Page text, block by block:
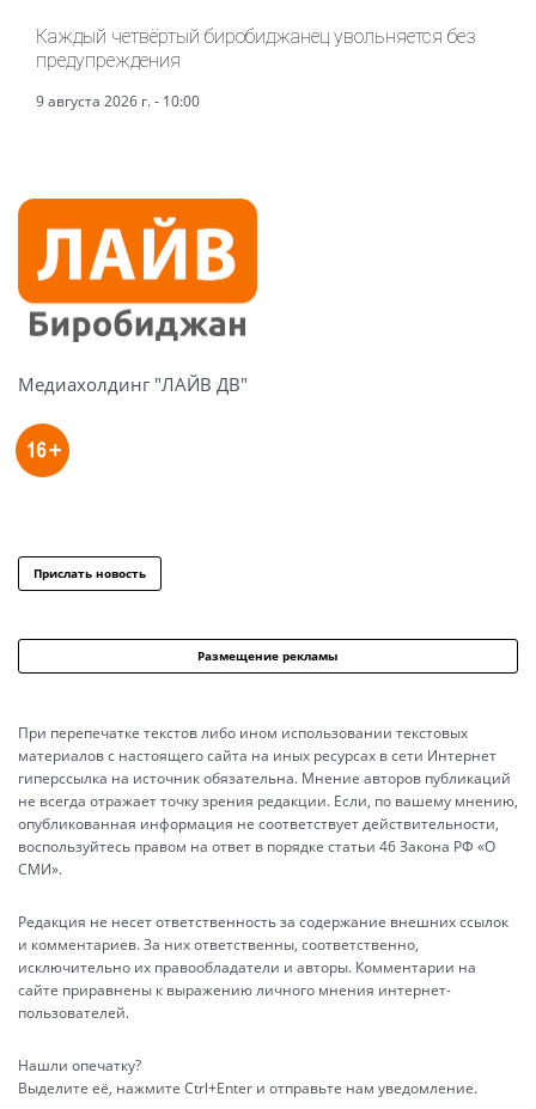
Каждый четвёртый биробиджанец увольняется без
предупреждения
9 августа 2026 г. - 10:00
Медиахолдинг "ЛАЙВ ДВ"
Прислать новость
Размещение рекламы
При перепечатке текстов либо ином использовании текстовых
материалов с настоящего сайта на иных ресурсах в сети Интернет
гиперссылка на источник обязательна. Мнение авторов публикаций
не всегда отражает точку зрения редакции. Если, по вашему мнению,
опубликованная информация не соответствует действительности,
воспользуйтесь правом на ответ в порядке статьи 46 Закона РФ «О
СМИ».
Редакция не несет ответственность за содержание внешних ссылок
и комментариев. За них ответственны, соответственно,
исключительно их правообладатели и авторы. Комментарии на
сайте приравнены к выражению личного мнения интернет-
пользователей.
Нашли опечатку?
Выделите её, нажмите Ctrl+Enter и отправьте нам уведомление.